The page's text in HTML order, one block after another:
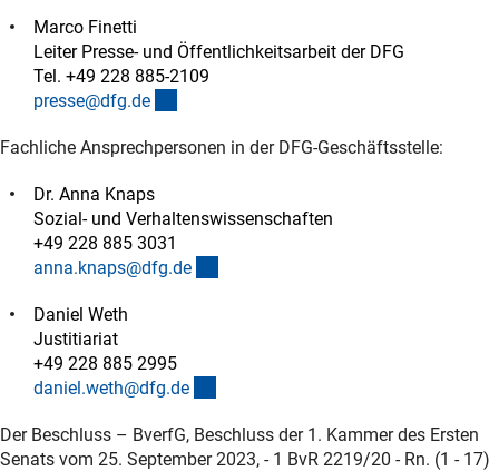
Marco Finetti
Leiter Presse- und Öffentlichkeitsarbeit der DFG
Tel. +49 228 885-2109
presse@dfg.de
Fachliche Ansprechpersonen in der DFG-Geschäftsstelle:
Dr. Anna Knaps
Sozial- und Verhaltenswissenschaften
+49 228 885 3031
anna.knaps@dfg.de
Daniel Weth
Justitiariat
+49 228 885 2995
daniel.weth@dfg.de
Der Beschluss – BverfG, Beschluss der 1. Kammer des Ersten
Senats vom 25. September 2023, - 1 BvR 2219/20 - Rn. (1 - 17)